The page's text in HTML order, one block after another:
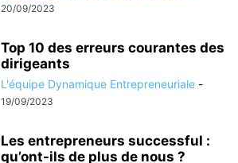
20/09/2023
Top 10 des erreurs courantes des
dirigeants
L'équipe Dynamique Entrepreneuriale -
19/09/2023
Les entrepreneurs successful :
qu’ont-ils de plus de nous ?